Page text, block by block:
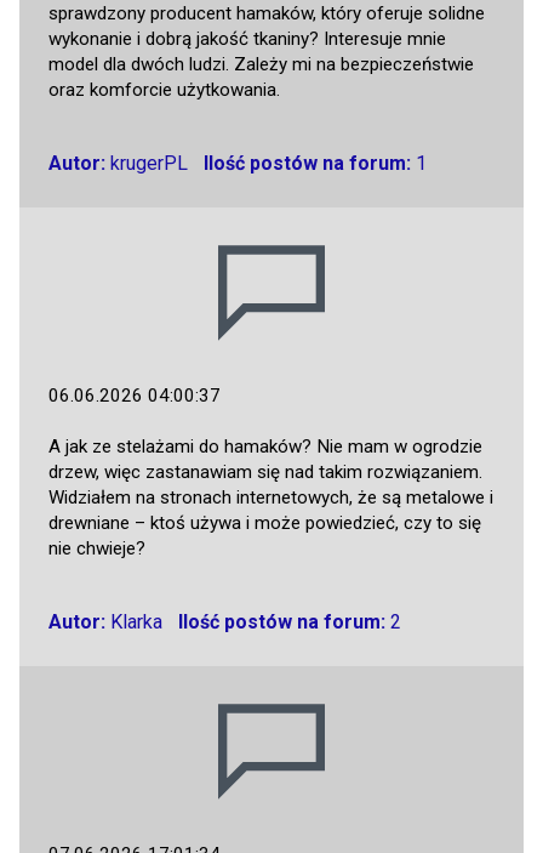
sprawdzony producent hamaków, który oferuje solidne
wykonanie i dobrą jakość tkaniny? Interesuje mnie
model dla dwóch ludzi. Zależy mi na bezpieczeństwie
oraz komforcie użytkowania.
Autor: krugerPL Ilość postów na forum: 1
06.06.2026 04:00:37
A jak ze stelażami do hamaków? Nie mam w ogrodzie
drzew, więc zastanawiam się nad takim rozwiązaniem.
Widziałem na stronach internetowych, że są metalowe i
drewniane – ktoś używa i może powiedzieć, czy to się
nie chwieje?
Autor: Klarka Ilość postów na forum:2